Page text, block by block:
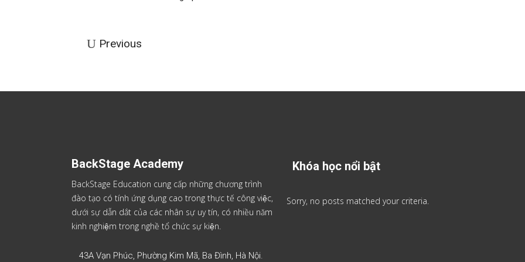
Previous
BackStage Academy
BackStage Education cung cấp những chương trình
đào tạo có tính ứng dụng cao trong thực tế công việc,
dưới sự dẫn dắt của các nhân sự uy tín, có nhiều năm
kinh nghiệm trong nghề tổ chức sự kiện.
43A Vạn Phúc, Phường Kim Mã, Ba Đình, Hà Nội.
Khóa học nổi bật
Sorry, no posts matched your criteria.